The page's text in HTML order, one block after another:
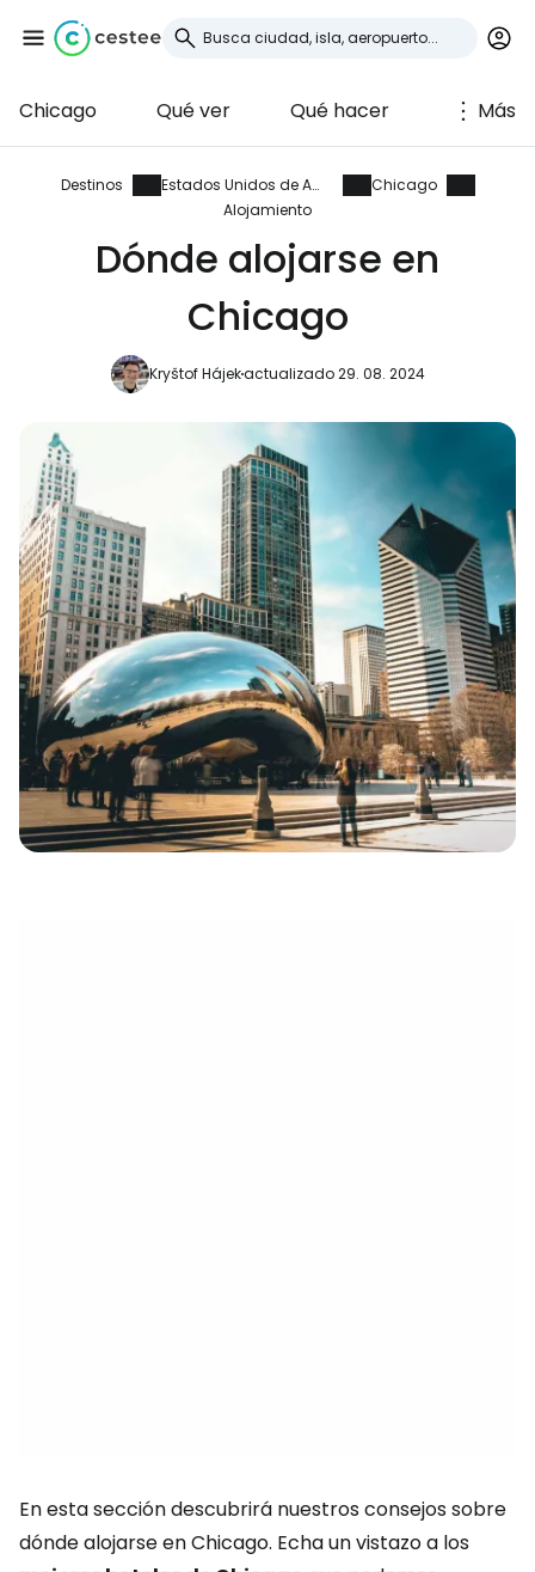
Chicago Qué ver Qué hacer Más
Destinos Estados Unidos de América
Chicago
Alojamiento
Dónde alojarse en
Chicago
Kryštof Hájekactualizado 29. 08. 2024
En esta sección descubrirá nuestros consejos sobre
dónde alojarse en Chicago. Echa un vistazo a los
Iniciar sesión en
Cestee
... la comunidad mundial de viajeros
Continuar con Google
Continuar con Facebook
Continuar con Email